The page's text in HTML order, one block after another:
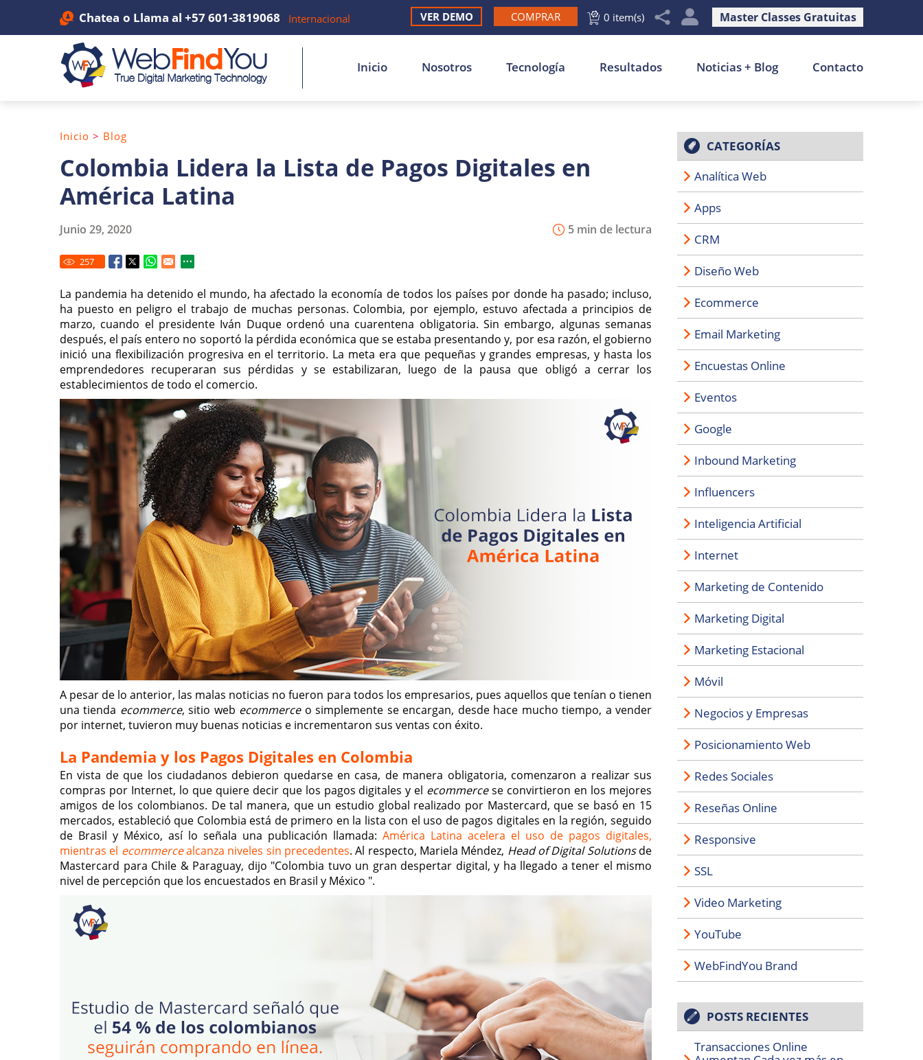
Chatea o Llama al +57 601-3819068 Internacional Master Classes Gratuitas
0 item(s)
COMPRAR
VER DEMO
Inicio Nosotros Tecnología Resultados Noticias + Blog Contacto
Colombia Lidera la Lista de Pagos Digitales en
América Latina
Inicio > Blog
5 min de lectura
Junio 29, 2020
257
La pandemia ha detenido el mundo, ha afectado la economía de todos los países por donde ha pasado; incluso,
ha puesto en peligro el trabajo de muchas personas. Colombia, por ejemplo, estuvo afectada a principios de
marzo, cuando el presidente Iván Duque ordenó una cuarentena obligatoria. Sin embargo, algunas semanas
después, el país entero no soportó la pérdida económica que se estaba presentando y, por esa razón, el gobierno
inició una flexibilización progresiva en el territorio. La meta era que pequeñas y grandes empresas, y hasta los
emprendedores recuperaran sus pérdidas y se estabilizaran, luego de la pausa que obligó a cerrar los
establecimientos de todo el comercio.
A pesar de lo anterior, las malas noticias no fueron para todos los empresarios, pues aquellos que tenían o tienen
una tienda ecommerce, sitio web ecommerceo simplemente se encargan, desde hace mucho tiempo, a vender
por internet, tuvieron muy buenas noticias e incrementaron sus ventas con éxito.
La Pandemia y los Pagos Digitales en Colombia
En vista de que los ciudadanos debieron quedarse en casa, de manera obligatoria, comenzaron a realizar sus
compras por Internet, lo que quiere decir que los pagos digitales y el ecommercese convirtieron en los mejores
amigos de los colombianos. De tal manera, que un estudio global realizado por Mastercard, que se basó en 15
mercados, estableció que Colombia está de primero en la lista con el uso de pagos digitales en la región, seguido
de Brasil y México, así lo señala una publicación llamada: América Latina acelera el uso de pagos digitales,
mientras el ecommercealcanza niveles sin precedentes. Al respecto, Mariela Méndez, Head of Digital Solutionsde
Mastercard para Chile & Paraguay, dijo "Colombia tuvo un gran despertar digital, y ha llegado a tener el mismo
nivel de percepción que los encuestados en Brasil y México ".
CATEGORÍAS
Analítica Web
Apps
CRM
Diseño Web
Ecommerce
Email Marketing
Encuestas Online
Eventos
Google
Inbound Marketing
Influencers
Inteligencia Artificial
Internet
Marketing de Contenido
Marketing Digital
Marketing Estacional
Móvil
Negocios y Empresas
Posicionamiento Web
Redes Sociales
Reseñas Online
Responsive
SSL
Video Marketing
YouTube
WebFindYou Brand
POSTS RECIENTES
Transacciones Online